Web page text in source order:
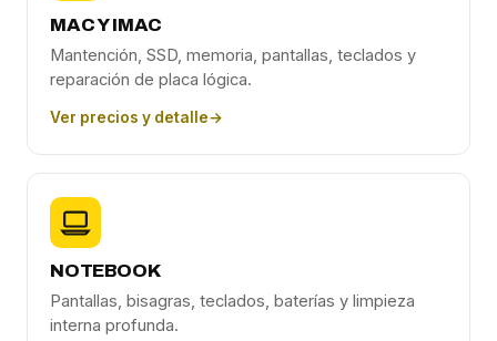
MAC Y IMAC
Mantención, SSD, memoria, pantallas, teclados y
reparación de placa lógica.
Ver precios y detalle→
NOTEBOOK
Pantallas, bisagras, teclados, baterías y limpieza
interna profunda.